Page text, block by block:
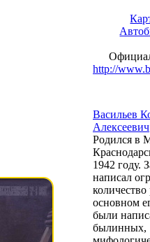
http://
Васильев
Алексеевич
Родился в
1942 году.
написал
основном
были
былинных,